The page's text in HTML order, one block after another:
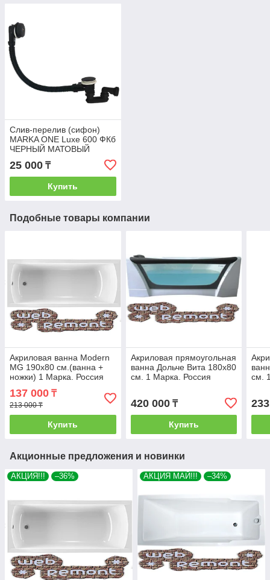
Слив-перелив (сифон)
MARKA ONE Luxe 600 ФКб
ЧЕРНЫЙ МАТОВЫЙ
25 000 ₸
Купить
Подобные товары компании
Акриловая ванна Modern
MG 190х80 см.(ванна +
ножки) 1 Марка. Россия
137 000 ₸
213 000 ₸
Купить
Акриловая прямоугольная
ванна Дольче Вита 180х80
см. 1 Марка. Россия
420 000₸
Купить
см.
Акционные предложения и новинки
АКЦИЯ!!! –36% АКЦИЯ МАЙ!!! –34%